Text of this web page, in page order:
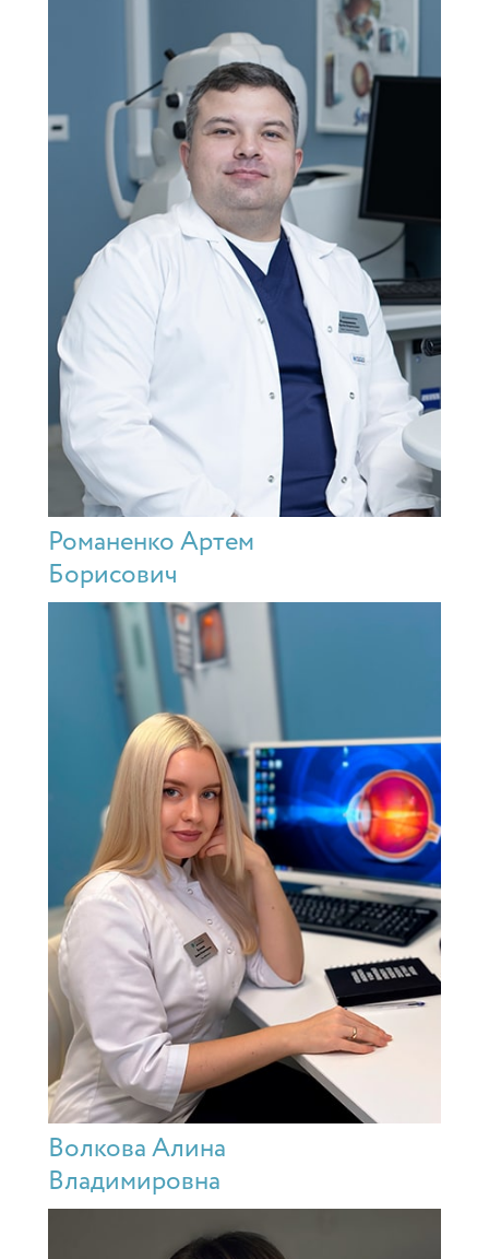
Романенко Артем
Борисович
Волкова Алина
Владимировна